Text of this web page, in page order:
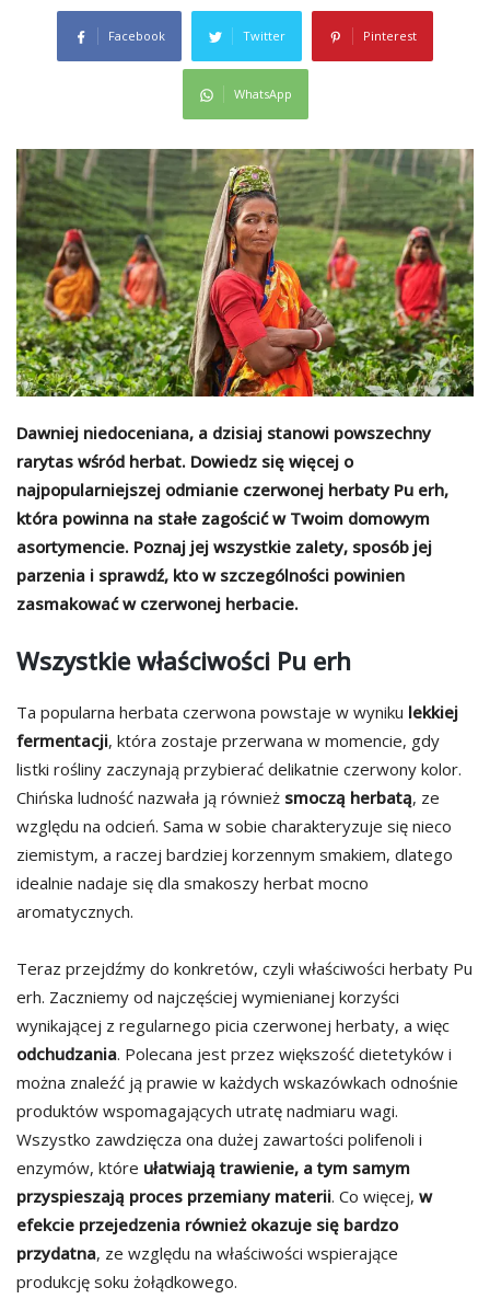
Facebook Twitter Pinterest
WhatsApp
Dawniej niedoceniana, a dzisiaj stanowi powszechny
rarytas wśród herbat. Dowiedz się więcej o
najpopularniejszej odmianie czerwonej herbaty Pu erh,
która powinna na stałe zagościć w Twoim domowym
asortymencie. Poznaj jej wszystkie zalety, sposób jej
parzenia i sprawdź, kto w szczególności powinien
zasmakować w czerwonej herbacie.
Wszystkie właściwości Pu erh
Ta popularna herbata czerwona powstaje w wyniku lekkiej
fermentacji, która zostaje przerwana w momencie, gdy
listki rośliny zaczynają przybierać delikatnie czerwony kolor.
Chińska ludność nazwała ją również smoczą herbatą, ze
względu na odcień. Sama w sobie charakteryzuje się nieco
ziemistym, a raczej bardziej korzennym smakiem, dlatego
idealnie nadaje się dla smakoszy herbat mocno
aromatycznych.
Teraz przejdźmy do konkretów, czyli właściwości herbaty Pu
erh. Zaczniemy od najczęściej wymienianej korzyści
wynikającej z regularnego picia czerwonej herbaty, a więc
odchudzania. Polecana jest przez większość dietetyków i
można znaleźć ją prawie w każdych wskazówkach odnośnie
produktów wspomagających utratę nadmiaru wagi.
Wszystko zawdzięcza ona dużej zawartości polifenoli i
enzymów, które ułatwiają trawienie, a tym samym
przyspieszają proces przemiany materii. Co więcej, w
efekcie przejedzenia również okazuje się bardzo
przydatna, ze względu na właściwości wspierające
produkcję soku żołądkowego.